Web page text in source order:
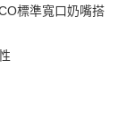
式。 讓您購物簡單
AFTEE先享後付」
標準寬口奶嘴搭